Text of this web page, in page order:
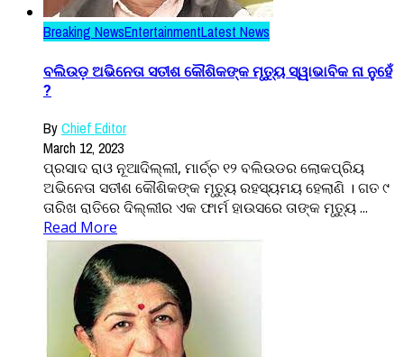
Breaking NewsEntertainmentLatest News
ବଲିଉଡ଼ ଅଭିନେତା ସତୀଶ କୌଶିକଙ୍କ ମୃତ୍ୟୁ ସ୍ୱାଭାବିକ ନା ନୁହେଁ
?
ByChief Editor
March 12, 2023
ପ୍ରସାଦ ରାଓ ନୂଆଦିଲ୍ଲୀ, ମାର୍ଚ୍ଚ ୧୨ ବଲିଉଡର ଲୋକପ୍ରିୟ
ଅଭିନେତା ସତୀଶ କୌଶିକଙ୍କ ମୃତ୍ୟୁ ରହସ୍ୟମୟ ହେଲାଣି । ଗତ ୯
ତାରିଖ ରାତିରେ ଦିଲ୍ଲୀର ଏକ ଫାର୍ମ ହାଉସରେ ତାଙ୍କ ମୃତ୍ୟୁ ...
Read More